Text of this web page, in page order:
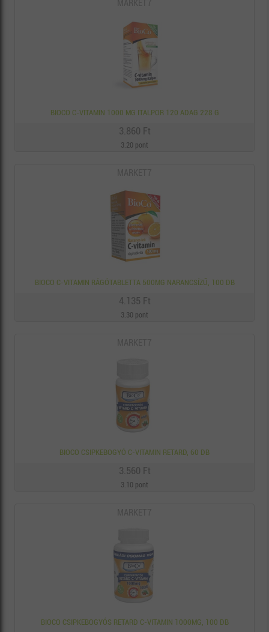
BIOCO C-VITAMIN 1000 MG ITALPOR 120 ADAG 228 G
3.860 Ft
3.20 pont
BIOCO C-VITAMIN RÁGÓTABLETTA 500MG NARANCSÍZŰ, 100 DB
4.135 Ft
3.30 pont
BIOCO CSIPKEBOGYÓ C-VITAMIN RETARD, 60 DB
3.560 Ft
3.10 pont
BIOCO CSIPKEBOGYÓS RETARD C-VITAMIN 1000MG, 100 DB